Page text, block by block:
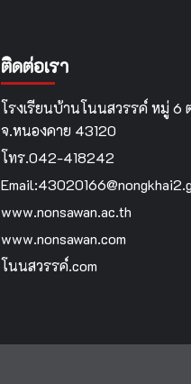
ติดต่อเรา
โรงเรียนบ้านโนนสวรรค์ หมู่ 6
จ.หนองคาย 43120
โทร.042-418242
www.nonsawan.ac.th
www.nonsawan.com
โนนสวรรค์.com